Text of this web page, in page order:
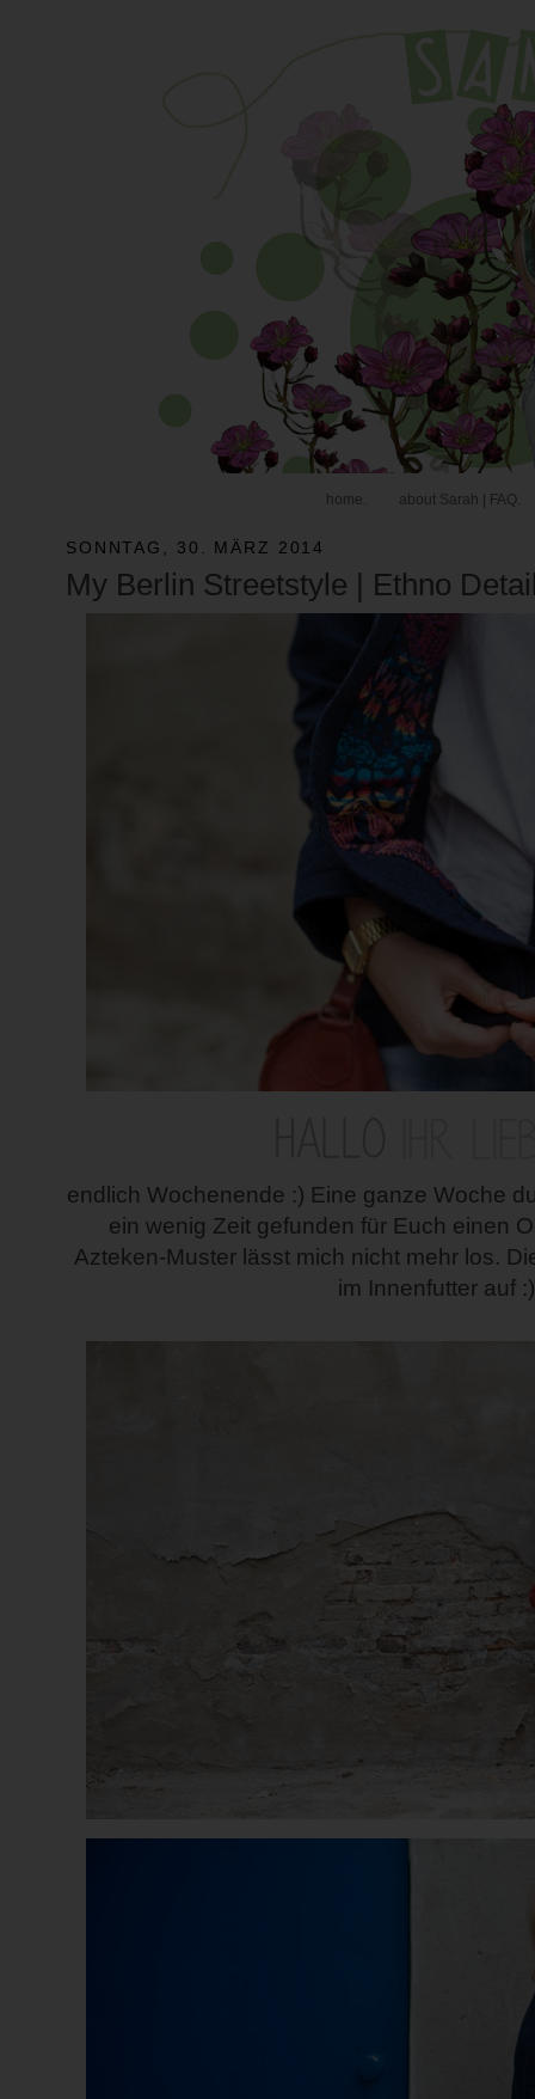
home. about Sarah | FAQ.
SONNTAG, 30. MÄRZ 2014
My Berlin Streetstyle | Ethno
endlich Wochenende :) Eine ganze Woche
ein wenig Zeit gefunden für Euch einen
Azteken-Muster lässt mich nicht mehr los.
im Innenfutter auf :)